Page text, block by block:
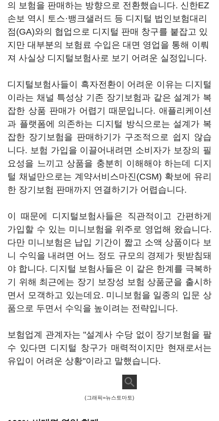
의 보험을 판매하는 방향으로 전환했습니다. 신한EZ
손보 역시 토스·뱅크샐러드 등 디지털 법인보험대리
점(GA)와의 협업으로 디지털 판매 창구를 붙잡고 있
지만 대부분의 보험료 수입은 대면 영업을 통해 이뤄
져 사실상 디지털보험사로 보기 어려운 실정입니다.
디지털보험사들이 흑자전환이 어려운 이유는 디지털
이라는 채널 특성상 기존 장기보험과 같은 설계가 복
잡한 상품 판매가 어렵기 때문입니다. 애플리케이션
과 플랫폼에 의존하는 디지털 방식으로는 설계가 복
잡한 장기보험을 판매하기가 구조적으로 쉽지 않습
니다. 보험 가입을 이끌어내려면 소비자가 보장의 필
요성을 느끼고 상품을 충분히 이해해야 하는데 디지
털 채널만으로는 계약서비스마진(CSM) 확보에 유리
한 장기보험 판매까지 연결하기가 어렵습니다.
이 때문에 디지털보험사들은 직관적이고 간편하게
가입할 수 있는 미니보험을 위주로 영업해 왔습니다.
다만 미니보험은 납입 기간이 짧고 소액 상품이다 보
니 수익을 내려면 어느 정도 규모의 경제가 뒷받침돼
야 합니다. 디지털 보험사들은 이 같은 한계를 극복하
기 위해 최근에는 장기 보장성 보험 상품군을 출시하
면서 모객하고 있는데요. 미니보험을 일종의 입문 상
품으로 두면서 수익을 높이려는 전략입니다.
보험업계 관계자는 "설계사 수당 없이 장기보험을 팔
수 있다면 디지털 창구가 매력적이지만 현재로서는
유입이 어려운 상황"이라고 말했습니다.
(그래픽=뉴스토마토)